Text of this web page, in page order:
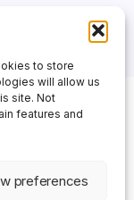
to store
will allow us
site. Not
features and
preferences